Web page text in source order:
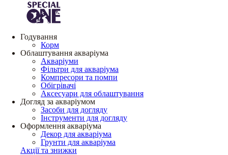
Годування
Корм
Облаштування акваріума
Акваріуми
Фільтри для акваріума
Компресори та помпи
Обігрівачі
Аксесуари для облаштування
Догляд за акваріумом
Засоби для догляду
Інструменти для догляду
Оформлення акваріума
Декор для акваріума
Грунти для акваріума
Акції та знижки